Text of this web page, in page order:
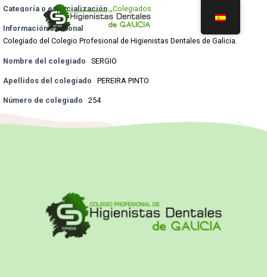
Categoría o especialización Colegiados
Información adicional
Colegiado del Colegio Profesional de Higienistas Dentales de Galicia.
Nombre del colegiado SERGIO
Apellidos del colegiado PEREIRA PINTO
Número de colegiado 254